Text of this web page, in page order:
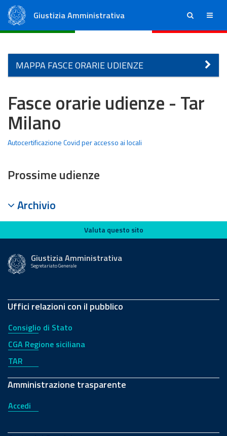
Giustizia Amministrativa ricerca menu
MAPPA FASCE ORARIE UDIENZE
Fasce orarie udienze - Tar
Milano
Autocertificazione Covid per accesso ai locali
Prossime udienze
Archivio
Valuta questo sito
Valuta questo sito
Giustizia Amministrativa
Segretariato Generale
Uffici relazioni con il pubblico
Consiglio di Stato
CGA Regione siciliana
TAR
Amministrazione trasparente
Accedi